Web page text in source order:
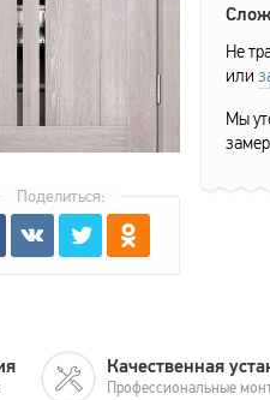
Поделиться:
Не
или
Мы
Качественная
Профессиональные